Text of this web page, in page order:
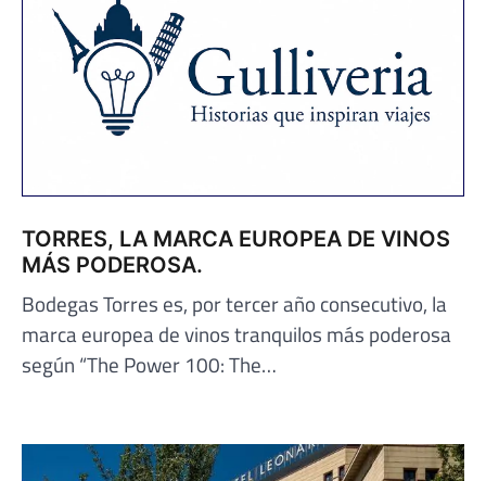
TORRES, LA MARCA EUROPEA DE VINOS
MÁS PODEROSA.
Bodegas Torres es, por tercer año consecutivo, la
marca europea de vinos tranquilos más poderosa
según “The Power 100: The…